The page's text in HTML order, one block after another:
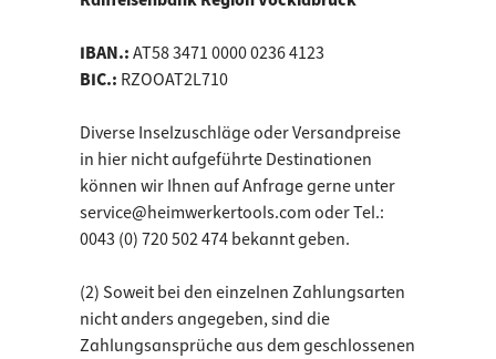
IBAN.:AT58 3471 0000 0236 4123
BIC.: RZOOAT2L710
Diverse Inselzuschläge oder Versandpreise
in hier nicht aufgeführte Destinationen
können wir Ihnen auf Anfrage gerne unter
service@heimwerkertools.com oder Tel.:
0043 (0) 720 502 474 bekannt geben.
(2) Soweit bei den einzelnen Zahlungsarten
nicht anders angegeben, sind die
Zahlungsansprüche aus dem geschlossenen